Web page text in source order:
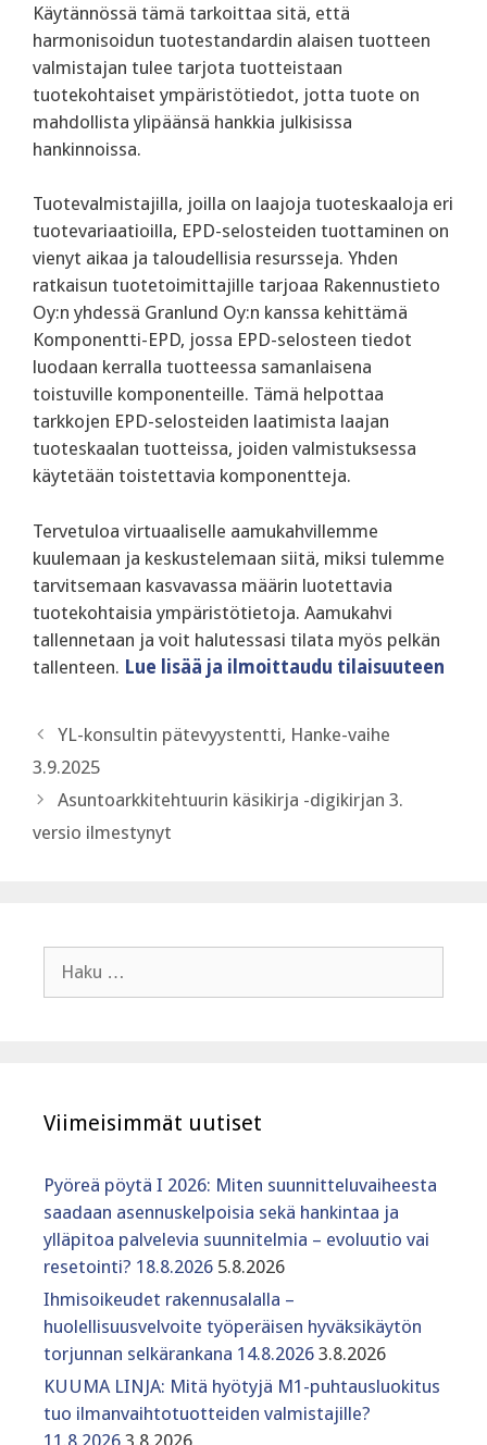
Käytännössä tämä tarkoittaa sitä, että
harmonisoidun tuotestandardin alaisen tuotteen
valmistajan tulee tarjota tuotteistaan
tuotekohtaiset ympäristötiedot, jotta tuote on
mahdollista ylipäänsä hankkia julkisissa
hankinnoissa.
Tuotevalmistajilla, joilla on laajoja tuoteskaaloja eri
tuotevariaatioilla, EPD-selosteiden tuottaminen on
vienyt aikaa ja taloudellisia resursseja. Yhden
ratkaisun tuotetoimittajille tarjoaa Rakennustieto
Oy:n yhdessä Granlund Oy:n kanssa kehittämä
Komponentti-EPD, jossa EPD-selosteen tiedot
luodaan kerralla tuotteessa samanlaisena
toistuville komponenteille. Tämä helpottaa
tarkkojen EPD-selosteiden laatimista laajan
tuoteskaalan tuotteissa, joiden valmistuksessa
käytetään toistettavia komponentteja.
‍Tervetuloa virtuaaliselle aamukahvillemme
kuulemaan ja keskustelemaan siitä, miksi tulemme
tarvitsemaan kasvavassa määrin luotettavia
tuotekohtaisia ympäristötietoja. Aamukahvi
tallennetaan ja voit halutessasi tilata myös pelkän
tallenteen. Lue lisää ja ilmoittaudu tilaisuuteen
YL-konsultin pätevyystentti, Hanke-vaihe
3.9.2025
Asuntoarkkitehtuurin käsikirja -digikirjan 3.
versio ilmestynyt
Viimeisimmät uutiset
Pyöreä pöytä I 2026: Miten suunnitteluvaiheesta
saadaan asennuskelpoisia sekä hankintaa ja
ylläpitoa palvelevia suunnitelmia – evoluutio vai
resetointi? 18.8.2026 5.8.2026
Ihmisoikeudet rakennusalalla –
huolellisuusvelvoite työperäisen hyväksikäytön
torjunnan selkärankana 14.8.2026 3.8.2026
KUUMA LINJA: Mitä hyötyjä M1-puhtausluokitus
tuo ilmanvaihtotuotteiden valmistajille?
11.8.2026 3.8.2026